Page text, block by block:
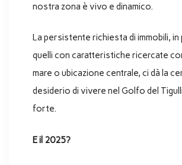
nostra zona è vivo e dinamico.
La persistente richiesta di immobili,
quelli con caratteristiche ricercate
mare o ubicazione centrale, ci dà la
desiderio di vivere nel Golfo del
forte.
E il 2025?